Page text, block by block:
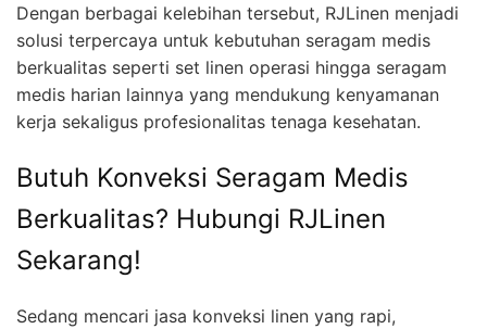
Dengan berbagai kelebihan tersebut, RJLinen menjadi
solusi terpercaya untuk kebutuhan seragam medis
berkualitas seperti set linen operasi hingga seragam
medis harian lainnya yang mendukung kenyamanan
kerja sekaligus profesionalitas tenaga kesehatan.
Butuh Konveksi Seragam Medis
Berkualitas? Hubungi RJLinen
Sekarang!
Sedang mencari jasa konveksi linen yang rapi,